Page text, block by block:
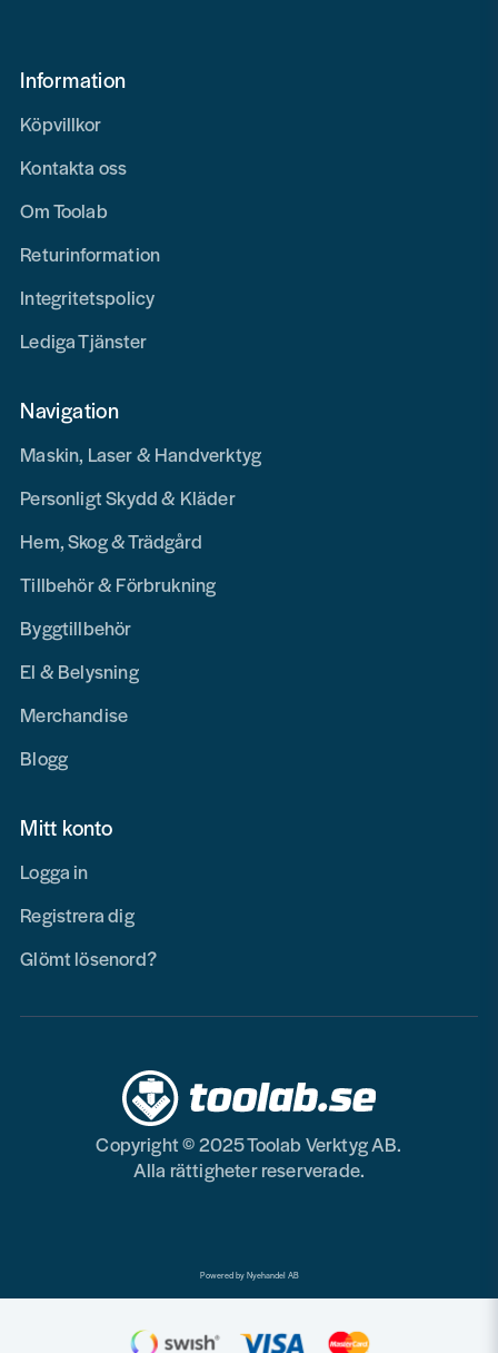
Information
Köpvillkor
Kontakta oss
Om Toolab
Returinformation
Integritetspolicy
Lediga Tjänster
Navigation
Maskin, Laser & Handverktyg
Personligt Skydd & Kläder
Hem, Skog & Trädgård
Tillbehör & Förbrukning
Byggtillbehör
El & Belysning
Merchandise
Blogg
Mitt konto
Logga in
Registrera dig
Glömt lösenord?
Copyright © 2025 Toolab Verktyg AB.
Alla rättigheter reserverade.
Powered by Nyehandel AB